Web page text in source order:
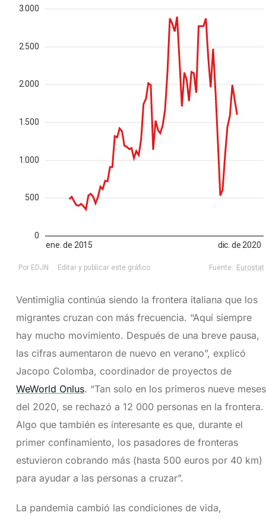
Ventimiglia continúa siendo la frontera italiana que los
migrantes cruzan con más frecuencia. “Aquí siempre
hay mucho movimiento. Después de una breve pausa,
las cifras aumentaron de nuevo en verano”, explicó
Jacopo Colomba, coordinador de proyectos de
WeWorld Onlus. “Tan solo en los primeros nueve meses
del 2020, se rechazó a 12 000 personas en la frontera.
Algo que también es interesante es que, durante el
primer confinamiento, los pasadores de fronteras
estuvieron cobrando más (hasta 500 euros por 40 km)
para ayudar a las personas a cruzar”.
La pandemia cambió las condiciones de vida,